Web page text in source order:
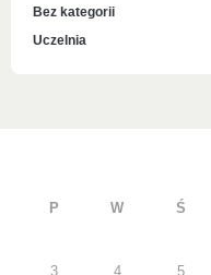
Bez kategorii
Uczelnia
P W Ś
3 4 5